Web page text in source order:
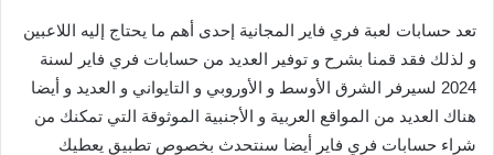
تعد حسابات لعبة فري فاير المجانية إحدى أهم ما يحتاج إليه اللاعبين
و لذلك فقد قمنا بشرح و توفير العديد من حسابات فري فاير لسنة
2024 لسيرفر الشرق الأوسط و الأوروبي و التايواني و العديد و أيضا
هناك العديد من المواقع العربية و الأجنبية الموثوقة التي تمكنك من
شراء حسابات فري فاير أيضا سنتحدث بخصوص تطبيق يعطيك